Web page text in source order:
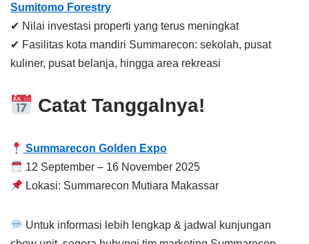
Sumitomo Forestry
✔ Nilai investasi properti yang terus meningkat
✔ Fasilitas kota mandiri Summarecon: sekolah, pusat
kuliner, pusat belanja, hingga area rekreasi
Catat Tanggalnya!
Summarecon Golden Expo
12 September – 16 November 2025
Lokasi: Summarecon Mutiara Makassar
Untuk informasi lebih lengkap & jadwal kunjungan